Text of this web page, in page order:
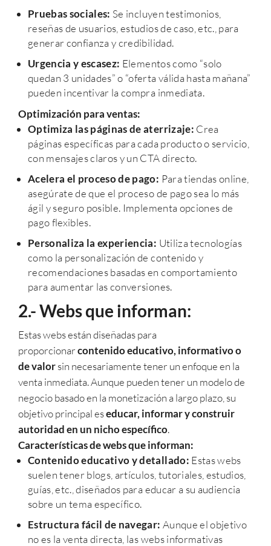
Pruebas sociales: Se incluyen testimonios,
reseñas de usuarios, estudios de caso, etc., para
generar confianza y credibilidad.
Urgencia y escasez: Elementos como “solo
quedan 3 unidades” o “oferta válida hasta mañana”
pueden incentivar la compra inmediata.
Optimización para ventas:
Optimiza las páginas de aterrizaje: Crea
páginas específicas para cada producto o servicio,
con mensajes claros y un CTA directo.
Acelera el proceso de pago: Para tiendas online,
asegúrate de que el proceso de pago sea lo más
ágil y seguro posible. Implementa opciones de
pago flexibles.
Personaliza la experiencia: Utiliza tecnologías
como la personalización de contenido y
recomendaciones basadas en comportamiento
para aumentar las conversiones.
2.- Webs que informan:
Estas webs están diseñadas para
proporcionarcontenido educativo, informativo o
de valorsin necesariamente tener un enfoque en la
venta inmediata. Aunque pueden tener un modelo de
negocio basado en la monetización a largo plazo, su
objetivo principal eseducar, informar y construir
autoridad en un nicho específico.
Características de webs que informan:
Contenido educativo y detallado: Estas webs
suelen tener blogs, artículos, tutoriales, estudios,
guías, etc., diseñados para educar a su audiencia
sobre un tema específico.
Estructura fácil de navegar: Aunque el objetivo
no es la venta directa, las webs informativas